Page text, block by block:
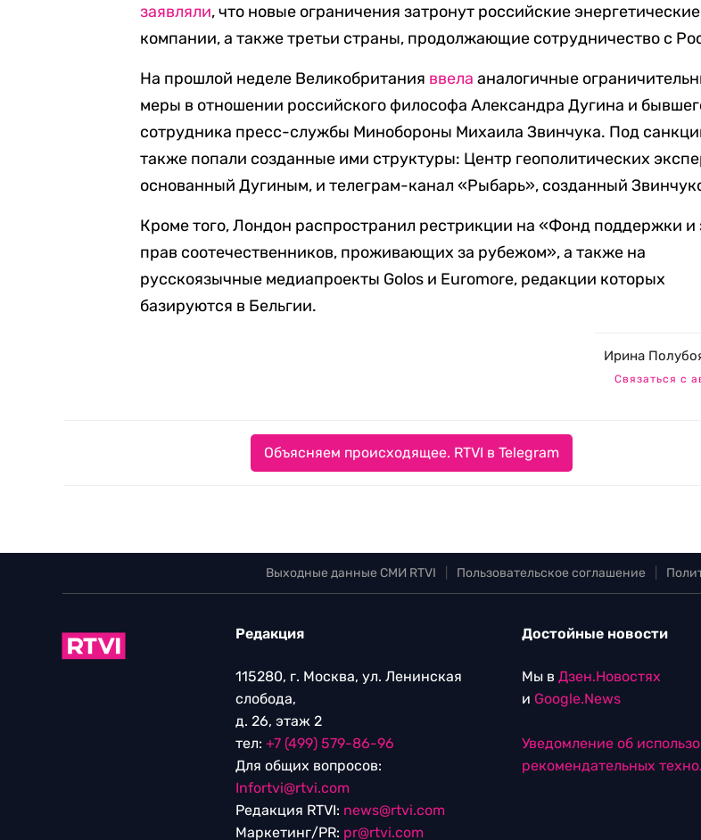
заявляли, что новые ограничения затронут российские энергетические
компании, а также третьи страны, продолжающие сотрудничество с
На прошлой неделе Великобритания ввелааналогичные
меры в отношении российского философа Александра Дугина и
сотрудника пресс-службы Минобороны Михаила Звинчука. Под
также попали созданные ими структуры: Центр геополитических
основанный Дугиным, и телеграм-канал «Рыбарь», созданный
Кроме того, Лондон распространил рестрикции на «Фонд поддержки
прав соотечественников, проживающих за рубежом», а также на
русскоязычные медиапроекты Golos и Euromore, редакции которых
базируются в Бельгии.
Ирина
Связаться с
Объясняем происходящее. RTVI в Telegram
Выходные данные СМИ RTVI Пользовательское соглашение
Редакция
115280, г. Москва, ул. Ленинская
слобода,
д. 26, этаж 2
тел: +7 (499) 579-86-96
Для общих вопросов:
Infortvi@rtvi.com
Редакция RTVI: news@rtvi.com
Маркетинг/PR: pr@rtvi.com
Достойные новости
Мы в Дзен.Новостях
и Google.News
Уведомление об
рекомендательных